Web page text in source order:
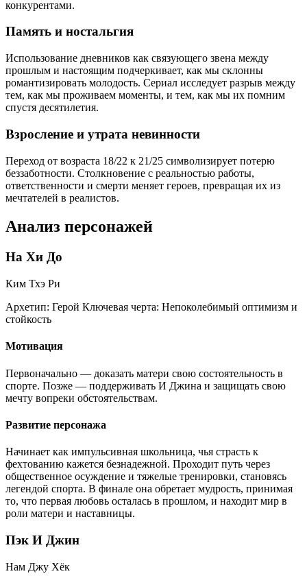
конкурентами.
Память и ностальгия
Использование дневников как связующего звена между
прошлым и настоящим подчеркивает, как мы склонны
романтизировать молодость. Сериал исследует разрыв между
тем, как мы проживаем моменты, и тем, как мы их помним
спустя десятилетия.
Взросление и утрата невинности
Переход от возраста 18/22 к 21/25 символизирует потерю
беззаботности. Столкновение с реальностью работы,
ответственности и смерти меняет героев, превращая их из
мечтателей в реалистов.
Анализ персонажей
На Хи До
Ким Тхэ Ри
Архетип: Герой Ключевая черта: Непоколебимый оптимизм и
стойкость
Мотивация
Первоначально — доказать матери свою состоятельность в
спорте. Позже — поддерживать И Джина и защищать свою
мечту вопреки обстоятельствам.
Развитие персонажа
Начинает как импульсивная школьница, чья страсть к
фехтованию кажется безнадежной. Проходит путь через
общественное осуждение и тяжелые тренировки, становясь
легендой спорта. В финале она обретает мудрость, принимая
то, что первая любовь осталась в прошлом, и находит мир в
роли матери и наставницы.
Пэк И Джин
Нам Джу Хёк